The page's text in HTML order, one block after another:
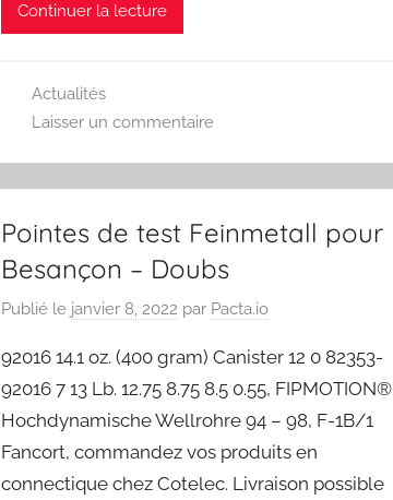
Continuer la lecture
Actualités
Laisser un commentaire
Pointes de test Feinmetall pour
Besançon – Doubs
Publié le janvier 8, 2022 par Pacta.io
92016 14.1 oz. (400 gram) Canister 12 0 82353-
92016 7 13 Lb. 12.75 8.75 8.5 0.55, FIPMOTION®
Hochdynamische Wellrohre 94 – 98, F-1B/1
Fancort, commandez vos produits en
connectique chez Cotelec. Livraison possible